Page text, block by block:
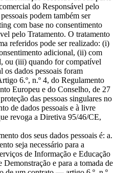
do Responsável pelo
podem também ser
com base no consentimento
pelo Tratamento. O tratamento
referidos pode ser realizado: (i)
adicional, (ii) com
ou (iii) quando for compatível
os dados pessoais foram
6.º, n.º 4, do Regulamento
Europeu e do Conselho, de 27
das pessoas singulares no
de dados pessoais e à livre
revoga a Diretiva 95/46/CE,
dos seus dados pessoais é: a.
seja necessário para a
de Informação e Educação
e para a tomada de